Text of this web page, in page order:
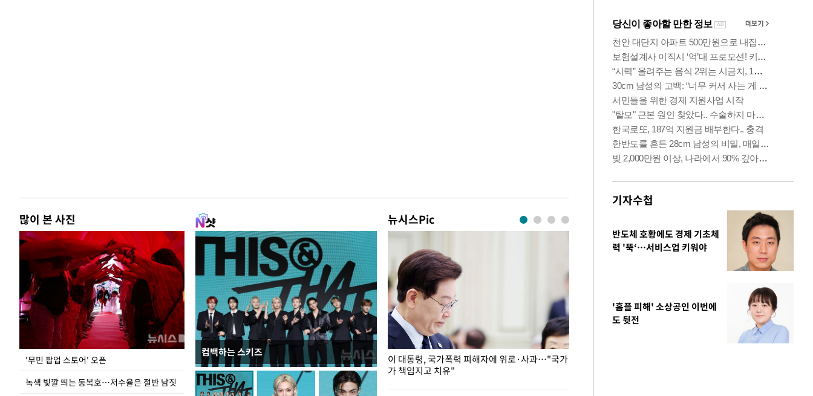
많이 본 사진
'무민 팝업 스토어' 오픈
녹색 빛깔 띄는 동복호…저수율은 절반 남짓
컴백하는 스키즈
뉴시스Pic
지석천 뒤덮은 개구리밥
이 대통령, 국가폭력 피해자에 위로·사과…"국가
가 책임지고 치유"
기자수첩
반도체 호황에도 경제 기초체
력 '뚝‘…서비스업 키워야
'홈플 피해' 소상공인 이번에
도 뒷전